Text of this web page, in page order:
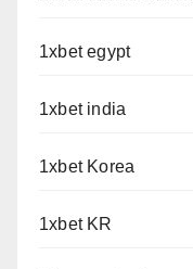
1xbet egypt
1xbet india
1xbet Korea
1xbet KR